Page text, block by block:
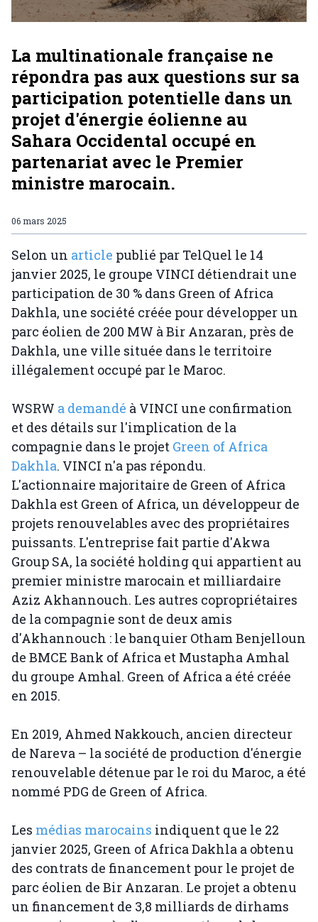
La multinationale française ne
répondra pas aux questions sur sa
participation potentielle dans un
projet d'énergie éolienne au
Sahara Occidental occupé en
partenariat avec le Premier
ministre marocain.
06 mars 2025
Selon un article publié par TelQuel le 14
janvier 2025, le groupe VINCI détiendrait une
participation de 30 % dans Green of Africa
Dakhla, une société créée pour développer un
parc éolien de 200 MW à Bir Anzaran, près de
Dakhla, une ville située dans le territoire
illégalement occupé par le Maroc.
WSRW a demandé à VINCI une confirmation
et des détails sur l'implication de la
compagnie dans le projet Green of Africa
Dakhla. VINCI n'a pas répondu.
L'actionnaire majoritaire de Green of Africa
Dakhla est Green of Africa, un développeur de
projets renouvelables avec des propriétaires
puissants. L'entreprise fait partie d'Akwa
Group SA, la société holding qui appartient au
premier ministre marocain et milliardaire
Aziz Akhannouch. Les autres copropriétaires
de la compagnie sont de deux amis
d'Akhannouch : le banquier Otham Benjelloun
de BMCE Bank of Africa et Mustapha Amhal
du groupe Amhal. Green of Africa a été créée
en 2015.
En 2019, Ahmed Nakkouch, ancien directeur
de Nareva – la société de production d'énergie
renouvelable détenue par le roi du Maroc, a été
nommé PDG de Green of Africa.
Les médias marocains indiquent que le 22
janvier 2025, Green of Africa Dakhla a obtenu
des contrats de financement pour le projet de
parc éolien de Bir Anzaran. Le projet a obtenu
un financement de 3,8 milliards de dirhams